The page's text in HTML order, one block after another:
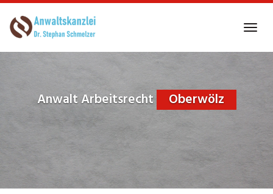
to
Anwalt Arbeitsrecht Oberwölz